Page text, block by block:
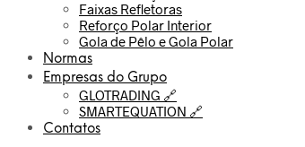
Faixas Refletoras
Reforço Polar Interior
Gola de Pêlo e Gola Polar
Normas
Empresas do Grupo
GLOTRADING 🔗
SMARTEQUATION 🔗
Contatos